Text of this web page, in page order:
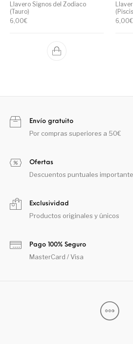
Llavero Signos del Zodiaco
(Tauro)
6,00€
6,00€
Envío gratuito
Por compras superiores a 50€
Ofertas
Descuentos puntuales
Exclusividad
Productos originales y únicos
Pago 100% Seguro
MasterCard / Visa